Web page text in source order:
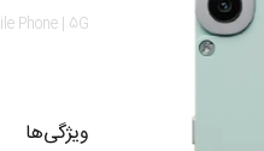
Phone | 5G
ویژگی‌ها